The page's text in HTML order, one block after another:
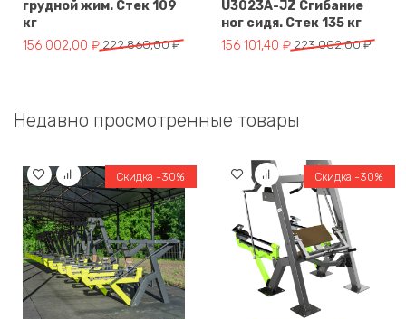
грудной жим. Стек 109
кг
222 860,00₽
Первоначальная цена составляла 222 860,00 ₽.
156 002,00 ₽
Текущая цена: 156 002,00 ₽.
U3023A-JZ Сгибание
ног сидя. Стек 135 кг
223 002,00₽
Первоначальная цена
156 101,40 ₽
Текущая цена: 156 101,40 ₽.
Недавно просмотренные товары
Скидка -30% Скидка -30%